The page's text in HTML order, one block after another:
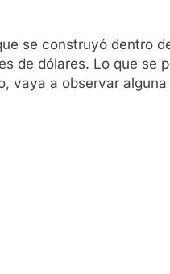
se construyó dentro
de dólares. Lo que se
vaya a observar alguna